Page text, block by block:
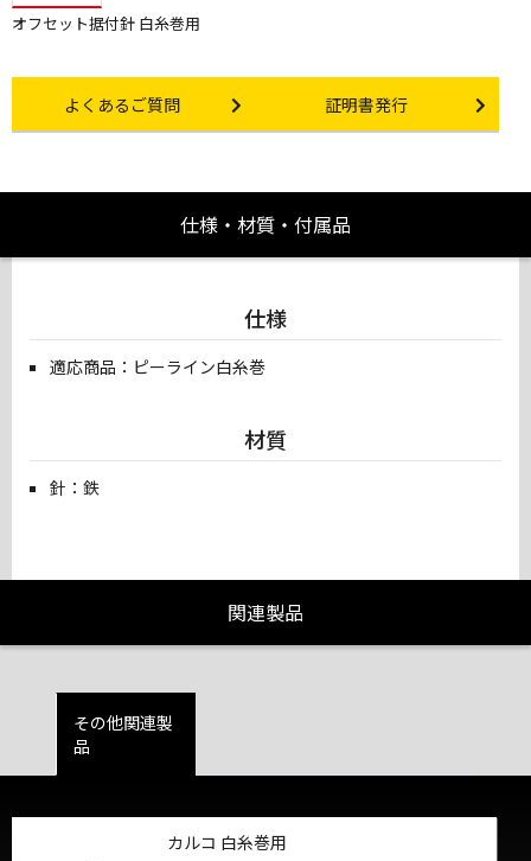
オフセット据付針 白糸巻用
Other link
よくあるご質問 Certificate Issuance
証明書発行
仕様・材質・付属品
仕様
適応商品：ピーライン白糸巻
材質
針：鉄
関連製品
その他関連製
品
カルコ 白糸巻用